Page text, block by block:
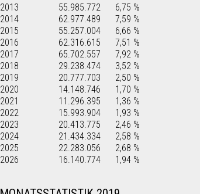
2013
55.985.772 6,75 %
2014
62.977.489 7,59 %
2015
55.257.004 6,66 %
2016
62.316.615 7,51 %
2017
65.702.557 7,92 %
2018
29.238.474 3,52 %
2019
20.777.703 2,50 %
2020
14.148.746 1,70 %
2021
11.296.395 1,36 %
2022
15.993.904 1,93 %
2023
20.413.775 2,46 %
2024
21.434.334 2,58 %
2025
22.283.056 2,68 %
2026
16.140.774 1,94 %